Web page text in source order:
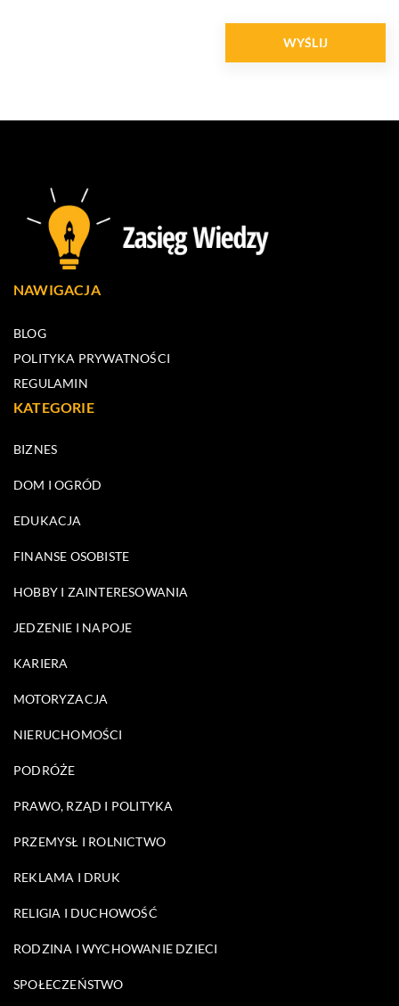
NAWIGACJA
BLOG
POLITYKA PRYWATNOŚCI
REGULAMIN
KATEGORIE
BIZNES
DOM I OGRÓD
EDUKACJA
FINANSE OSOBISTE
HOBBY I ZAINTERESOWANIA
JEDZENIE I NAPOJE
KARIERA
MOTORYZACJA
NIERUCHOMOŚCI
PODRÓŻE
PRAWO, RZĄD I POLITYKA
PRZEMYSŁ I ROLNICTWO
REKLAMA I DRUK
RELIGIA I DUCHOWOŚĆ
RODZINA I WYCHOWANIE DZIECI
SPOŁECZEŃSTWO